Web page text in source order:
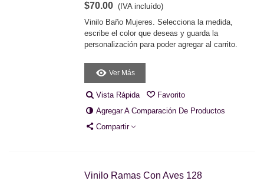
$70.00 (IVA incluído)
Vinilo Baño Mujeres. Selecciona la medida,
escribe el color que deseas y guarda la
personalización para poder agregar al carrito.
Ver Más
Vista Rápida
Favorito
Agregar A Comparación De Productos
Compartir
Vinilo Ramas Con Aves 128